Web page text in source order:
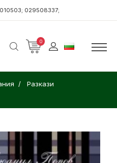
029508337;
0
Разкази